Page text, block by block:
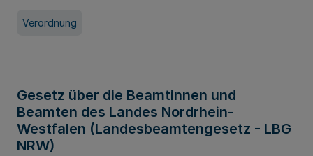
Verordnung
Gesetz über die Beamtinnen und
Beamten des Landes Nordrhein-
Westfalen (Landesbeamtengesetz - LBG
NRW)